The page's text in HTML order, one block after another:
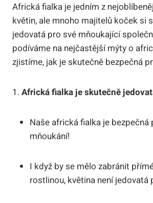
Africká fialka je jedním z
květin, ale mnoho majitelů koček si
jedovatá pro své mňoukající
podíváme na nejčastější mýty o
zjistíme, jak je skutečně bezpečná
1. Africká fialka je skutečně
Naše africká fialka je bezpečná
mňoukání!
I když by se mělo zabránit
rostlinou, květina není jedovatá